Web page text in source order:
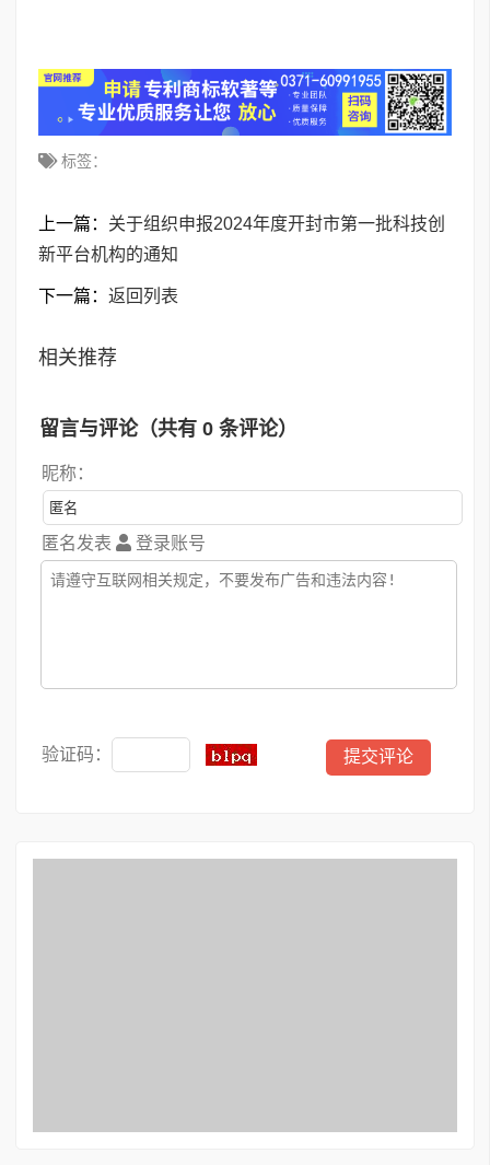
标签：
上一篇： 关于组织申报2024年度开封市第一批科技创
新平台机构的通知
下一篇： 返回列表
相关推荐
留言与评论（共有 0 条评论）
昵称：
匿名发表 登录账号
验证码：